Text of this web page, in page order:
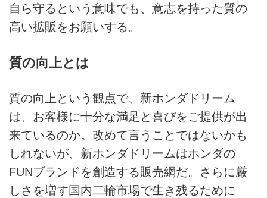
自ら守るという意味でも、意志を持った質の
高い拡販をお願いする。
質の向上とは
質の向上という観点で、新ホンダドリーム
は、お客様に十分な満足と喜びをご提供が出
来ているのか。改めて言うことではないかも
しれないが、新ホンダドリームはホンダの
FUNブランドを創造する販売網だ。さらに厳
しさを増す国内二輪市場で生き残るために